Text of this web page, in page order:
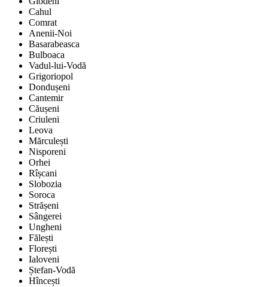
Cahul
Comrat
Anenii-Noi
Basarabeasca
Bulboaca
Vadul-lui-Vodă
Grigoriopol
Dondușeni
Cantemir
Căușeni
Criuleni
Leova
Mărculești
Nisporeni
Orhei
Rîșcani
Slobozia
Soroca
Strășeni
Sângerei
Ungheni
Fălești
Florești
Ialoveni
Ștefan-Vodă
Hîncești